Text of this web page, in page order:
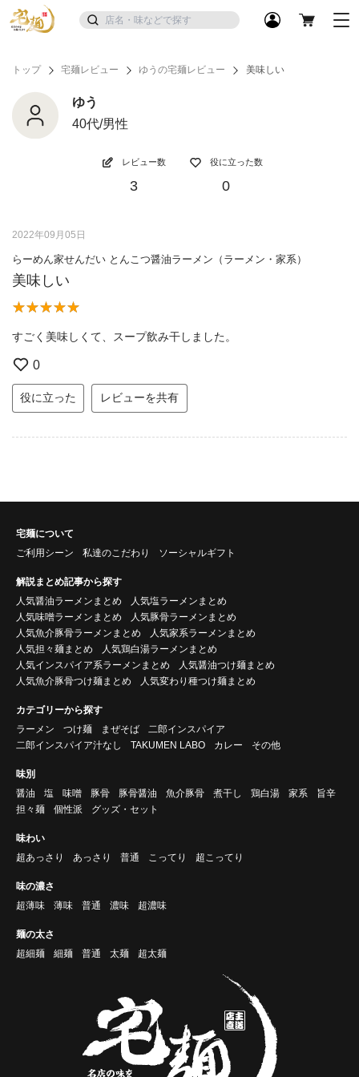
トップ 宅麺レビュー ゆうの宅麺レビュー 美味しい
ゆう
40代/男性
レビュー数
3
役に立った数
0
2022年09月05日
らーめん家せんだい とんこつ醤油ラーメン（ラーメン・家系）
美味しい
すごく美味しくて、スープ飲み干しました。
0
役に立った レビューを共有
宅麺について
ご利用シーン
私達のこだわり ソーシャルギフト
解説まとめ記事から探す
人気醤油ラーメンまとめ
人気塩ラーメンまとめ
人気味噌ラーメンまとめ
人気豚骨ラーメンまとめ
人気魚介豚骨ラーメンまとめ
人気家系ラーメンまとめ
人気担々麺まとめ
人気鶏白湯ラーメンまとめ
人気インスパイア系ラーメンまとめ
人気醤油つけ麺まとめ
人気魚介豚骨つけ麺まとめ
人気変わり種つけ麺まとめ
カテゴリーから探す
ラーメン
つけ麺 まぜそば
二郎インスパイア
二郎インスパイア汁なし
TAKUMEN LABO カレー その他
味別
醤油
塩 味噌 豚骨 豚骨醤油 魚介豚骨 煮干し 鶏白湯 家系
旨辛
担々麺
個性派 グッズ・セット
味わい
超あっさり
あっさり 普通 こってり 超こってり
味の濃さ
超薄味
薄味 普通 濃味 超濃味
麺の太さ
超細麺
細麺 普通 太麺 超太麺